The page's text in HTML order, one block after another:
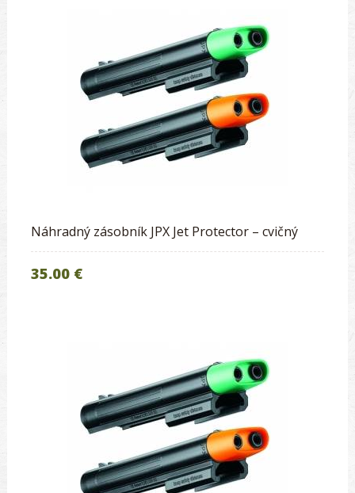
Náhradný zásobník JPX Jet Protector – cvičný
35.00 €